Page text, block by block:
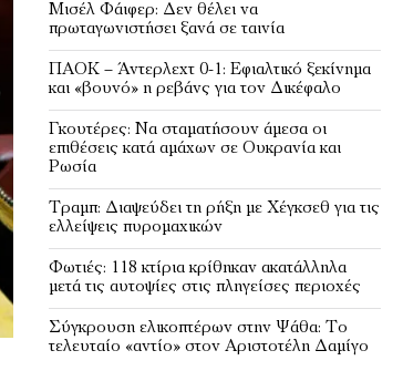
Μισέλ Φάιφερ: Δεν θέλει να
πρωταγωνιστήσει ξανά σε ταινία
ΠΑΟΚ – Άντερλεχτ 0-1: Εφιαλτικό ξεκίνημα
και «βουνό» η ρεβάνς για τον Δικέφαλο
Γκουτέρες: Να σταματήσουν άμεσα οι
επιθέσεις κατά αμάχων σε Ουκρανία και
Ρωσία
Τραμπ: Διαψεύδει τη ρήξη με Χέγκσεθ για τις
ελλείψεις πυρομαχικών
Φωτιές: 118 κτίρια κρίθηκαν ακατάλληλα
μετά τις αυτοψίες στις πληγείσες περιοχές
Σύγκρουση ελικοπτέρων στην Ψάθα: Tο
τελευταίο «αντίο» στον Αριστοτέλη Δαμίγο